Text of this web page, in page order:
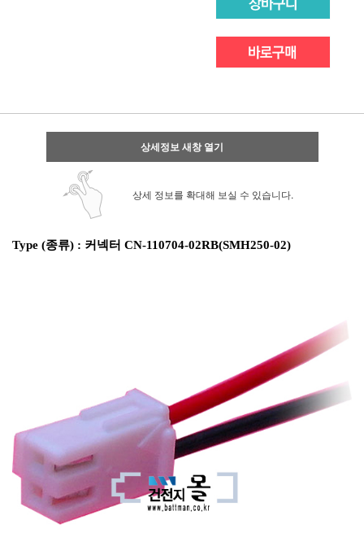
상세정보 새창 열기
상세 정보를 확대해 보실 수 있습니다.
Type (종류) : 커넥터 CN-110704-02RB(SMH250-02)